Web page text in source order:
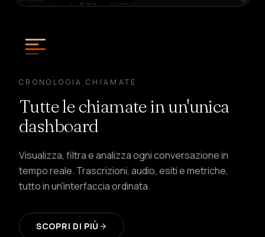
CRONOLOGIA CHIAMATE
Tutte le chiamate in un'unica
dashboard
Visualizza, filtra e analizza ogni conversazione in
tempo reale. Trascrizioni, audio, esiti e metriche,
tutto in un'interfaccia ordinata.
SCOPRI DI PIÙ